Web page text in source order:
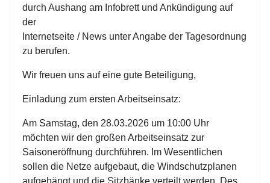
durch Aushang am Infobrett und Ankündigung auf
der
Internetseite / News unter Angabe der Tagesordnung
zu berufen.
Wir freuen uns auf eine gute Beteiligung,
Einladung zum ersten Arbeitseinsatz:
Am Samstag, den 28.03.2026 um 10:00 Uhr
möchten wir den großen Arbeitseinsatz zur
Saisoneröffnung durchführen. Im Wesentlichen
sollen die Netze aufgebaut, die Windschutzplanen
aufgehängt und die Sitzbänke verteilt werden. Des